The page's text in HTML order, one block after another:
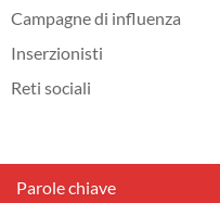
Campagne di influenza
Inserzionisti
Reti sociali
Parole chiave